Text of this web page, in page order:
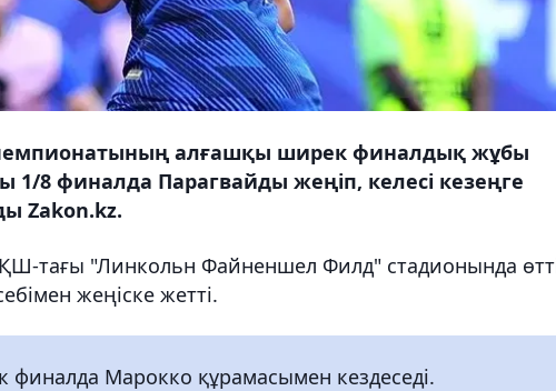
алғашқы ширек финалдық жұбы
8 финалда Парагвайды жеңіп, келесі кезеңге
Zakon.kz.
тағы "Линкольн Файненшел Филд" стадионында
жеңіске жетті.
Марокко құрамасымен кездеседі.